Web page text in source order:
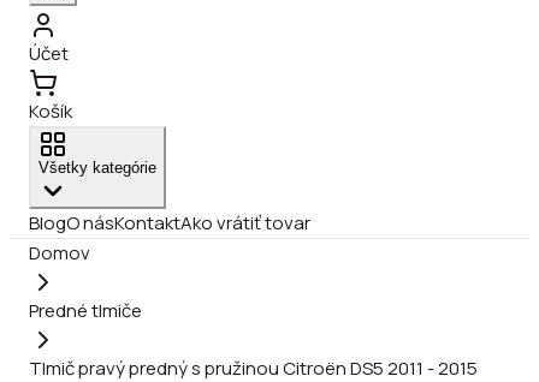
Účet
Košík
Všetky kategórie
BlogO násKontaktAko vrátiť tovar
Domov
Predné tlmiče
Tlmič pravý predný s pružinou Citroën DS5 2011 - 2015